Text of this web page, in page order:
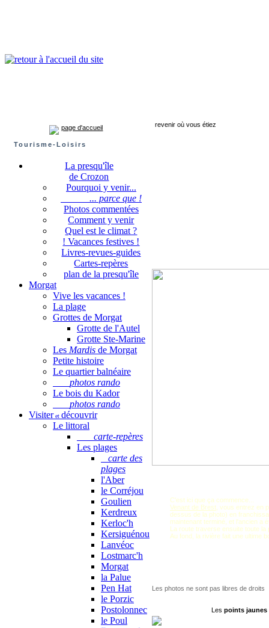
page d'accueil
Tourisme-Loisirs
La presqu'île
de Crozon
Pourquoi y venir...
... parce que !
Photos commentées
Comment y venir
Quel est le climat ?
! Vacances festives !
Livres-revues-guides
Cartes-repères
plan de la presqu'île
Morgat
Vive les vacances !
La plage
Grottes de Morgat
Grotte de l'Autel
Grotte Ste-Marine
Les Mardis de Morgat
Petite histoire
Le quartier balnéaire
photos rando
Le bois du Kador
photos rando
Visiteret découvrir
Le littoral
carte-repères
Les plages
carte des
plages
l'Aber
le Corréjou
Goulien
Kerdreux
Kerloc'h
Kersiguénou
Lanvéoc
Lostmarc'h
Morgat
la Palue
Pen Hat
le Porzic
Postolonnec
le Poul
revenir où vous étiez
C'est ici que ça commence...
Venant de Brest , vous entrez en
dessus de la photo) en
maintenant terminé, et l'ancien a
La route traverse ensuite toute
Au fond, la rivière fait une ultime
Les photos ne sont pas libres de droits
Les points jaunes